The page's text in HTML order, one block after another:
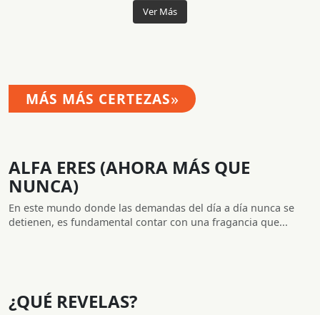
Ver Más
MÁS MÁS CERTEZAS»
ALFA ERES (AHORA MÁS QUE
NUNCA)
En este mundo donde las demandas del día a día nunca se
detienen, es fundamental contar con una fragancia que...
¿QUÉ REVELAS?